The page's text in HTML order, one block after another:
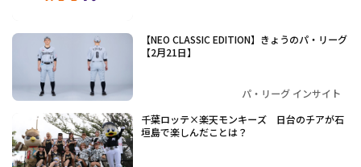
【NEO CLASSIC EDITION】きょうのパ・リーグ
【2月21日】
パ・リーグ インサイト
千葉ロッテ×楽天モンキーズ 日台のチアが石
垣島で楽しんだことは？